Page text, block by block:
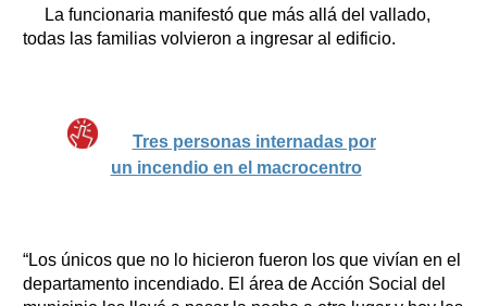
La funcionaria manifestó que más allá del vallado,
todas las familias volvieron a ingresar al edificio.
Tres personas internadas por
un incendio en el macrocentro
“Los únicos que no lo hicieron fueron los que vivían en el
departamento incendiado. El área de Acción Social del